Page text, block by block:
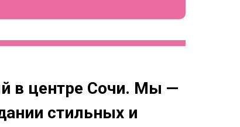
в центре Сочи. Мы —
стильных и